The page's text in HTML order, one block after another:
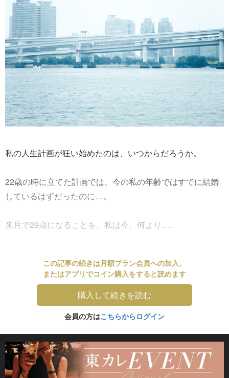
私の人生計画が狂い始めたのは、いつからだろうか。
22歳の時に立てた計画では、今の私の年齢ではすでに結婚
しているはずだったのに…。
来月で29歳になることを、私は今、何より......
この記事の続きは月額プラン会員への加入、
またはアプリでコイン購入をすると読めます
購入して続きを読む
会員の方はこちらからログイン